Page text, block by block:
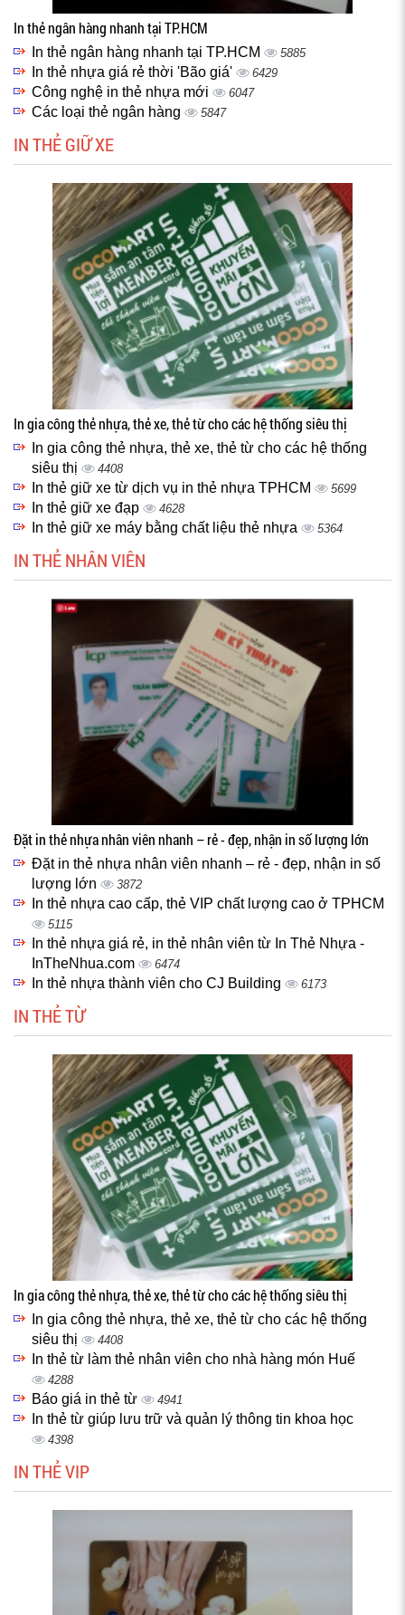
In thẻ ngân hàng nhanh tại TP.HCM
In thẻ ngân hàng nhanh tại TP.HCM 5885
In thẻ nhựa giá rẻ thời 'Bão giá' 6429
Công nghệ in thẻ nhựa mới 6047
Các loại thẻ ngân hàng 5847
IN THẺ GIỮ XE
In gia công thẻ nhựa, thẻ xe, thẻ từ cho các hệ thống siêu thị
In gia công thẻ nhựa, thẻ xe, thẻ từ cho các hệ thống
siêu thị
4408
In thẻ giữ xe từ dịch vụ in thẻ nhựa TPHCM 5699
In thẻ giữ xe đạp 4628
In thẻ giữ xe máy bằng chất liệu thẻ nhựa 5364
IN THẺ NHÂN VIÊN
Đặt in thẻ nhựa nhân viên nhanh – rẻ - đẹp, nhận in số lượng lớn
Đặt in thẻ nhựa nhân viên nhanh – rẻ - đẹp, nhận in số
lượng lớn
3872
In thẻ nhựa cao cấp, thẻ VIP chất lượng cao ở TPHCM
5115
In thẻ nhựa giá rẻ, in thẻ nhân viên từ In Thẻ Nhựa -
InTheNhua.com
6474
In thẻ nhựa thành viên cho CJ Building 6173
IN THẺ TỪ
In gia công thẻ nhựa, thẻ xe, thẻ từ cho các hệ thống siêu thị
In gia công thẻ nhựa, thẻ xe, thẻ từ cho các hệ thống
siêu thị
4408
In thẻ từ làm thẻ nhân viên cho nhà hàng món Huế
4288
Báo giá in thẻ từ 4941
In thẻ từ giúp lưu trữ và quản lý thông tin khoa học
4398
IN THẺ VIP